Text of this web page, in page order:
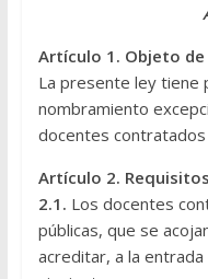
Artículo 1. Objeto de
La presente ley tiene
nombramiento
docentes contratados
Artículo 2. Requisitos
2.1. Los docentes
públicas, que se
acreditar, a la